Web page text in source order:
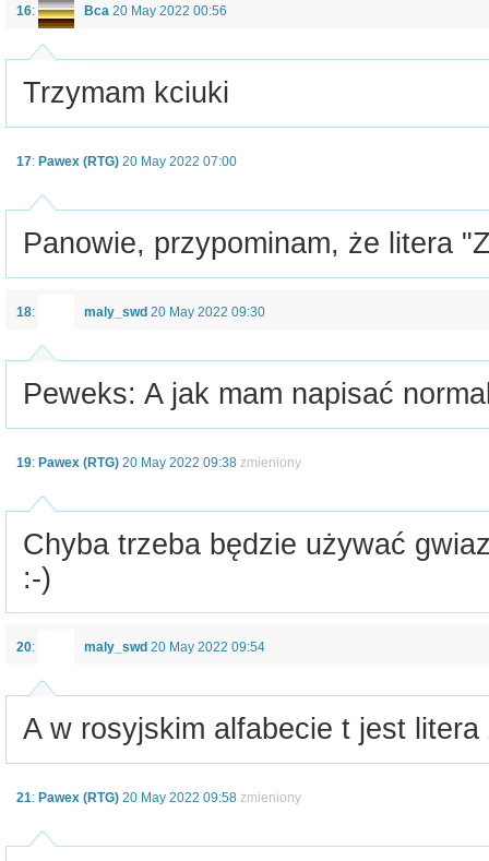
16: Bca 20 May 2022 00:56
Trzymam kciuki
17: Pawex (RTG) 20 May 2022 07:00
Panowie, przypominam, że litera
18: maly_swd 20 May 2022 09:30
Peweks: A jak mam napisać
19: Pawex (RTG) 20 May 2022 09:38 zmieniony
Chyba trzeba będzie używać
:-)
20: maly_swd 20 May 2022 09:54
A w rosyjskim alfabecie t jest litera
21: Pawex (RTG) 20 May 2022 09:58 zmieniony